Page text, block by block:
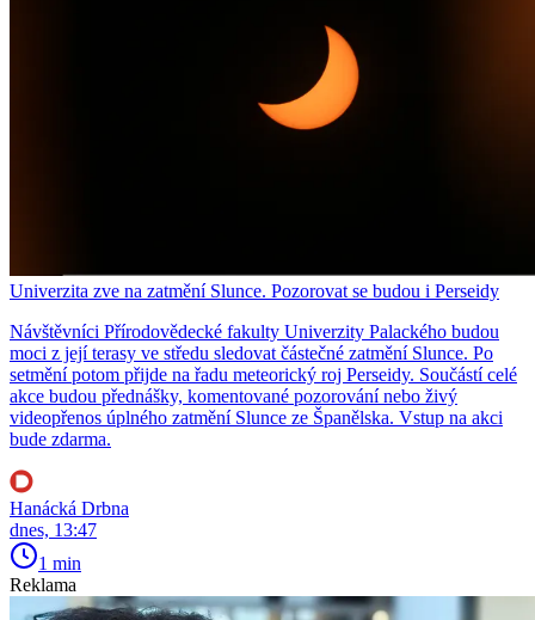
Univerzita zve na zatmění Slunce. Pozorovat se budou i Perseidy
Návštěvníci Přírodovědecké fakulty Univerzity Palackého budou
moci z její terasy ve středu sledovat částečné zatmění Slunce. Po
setmění potom přijde na řadu meteorický roj Perseidy. Součástí celé
akce budou přednášky, komentované pozorování nebo živý
videopřenos úplného zatmění Slunce ze Španělska. Vstup na akci
bude zdarma.
Hanácká Drbna
dnes, 13:47
1 min
Reklama